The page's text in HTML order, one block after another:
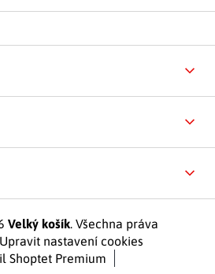
Shoptet Premium
Velký košík. Všechna práva
Upravit nastavení cookies